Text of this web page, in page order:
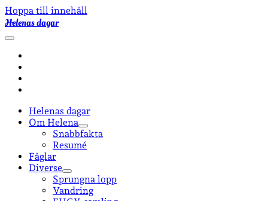
Hoppa till innehåll
Helenas dagar
öppna
Helenas dagar
Om Helena
öppna
undermeny
Snabbfakta
Resumé
Fåglar
Diverse
öppna
undermeny
Sprungna lopp
Vandring